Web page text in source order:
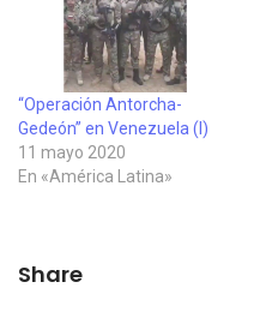
“Operación Antorcha-
Gedeón” en Venezuela (I)
11 mayo 2020
En «América Latina»
Share